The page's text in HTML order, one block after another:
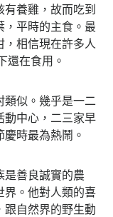
有養雞，故而吃到
，平時的主食。最
相信現在許多人
還在食用。
類似。幾乎是一二
動中心，二三家早
時最為熱鬧。
是善良誠實的農
界。他對人類的喜
跟自然界的野生動